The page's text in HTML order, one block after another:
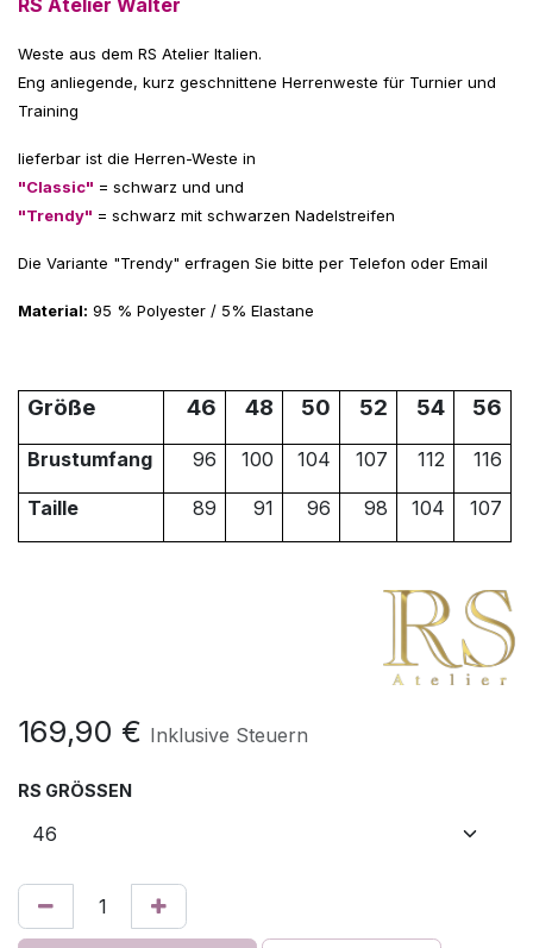
RS Atelier Walter
Weste aus dem RS Atelier Italien.
Eng anliegende, kurz geschnittene Herrenweste für Turnier und
Training
lieferbar ist die Herren-Weste in
"Classic" = schwarz und und
"Trendy" = schwarz mit schwarzen Nadelstreifen
Die Variante "Trendy" erfragen Sie bitte per Telefon oder Email
Material: 95 % Polyester / 5% Elastane
Größe 46 48 50 52 54 56
Brustumfang 96 100 104 107 112 116
Taille 89 91 96 98 104 107
169,90 € Inklusive Steuern
RS GRÖSSEN